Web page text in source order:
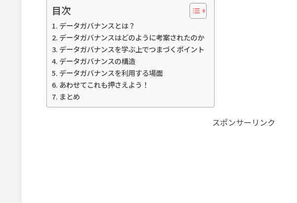
目次
データガバナンスとは？
データガバナンスはどのように考案されたのか
データガバナンスを学ぶ上でつまづくポイント
データガバナンスの構造
データガバナンスを利用する場面
あわせてこれも押さえよう！
まとめ
スポンサーリンク